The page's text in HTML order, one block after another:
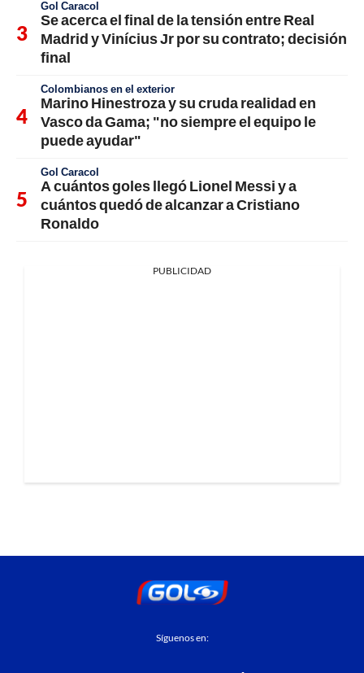
Gol Caracol
Se acerca el final de la tensión entre Real
Madrid y Vinícius Jr por su contrato; decisión
final
Colombianos en el exterior
Marino Hinestroza y su cruda realidad en
Vasco da Gama; "no siempre el equipo le
puede ayudar"
Gol Caracol
A cuántos goles llegó Lionel Messi y a
cuántos quedó de alcanzar a Cristiano
Ronaldo
PUBLICIDAD
Síguenos en: